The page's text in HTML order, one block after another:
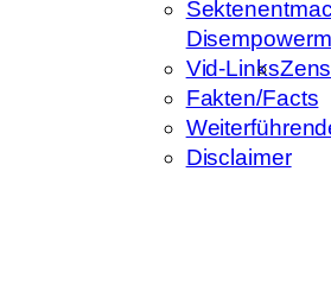
Vid-Links
Fakten/Facts
Disclaimer